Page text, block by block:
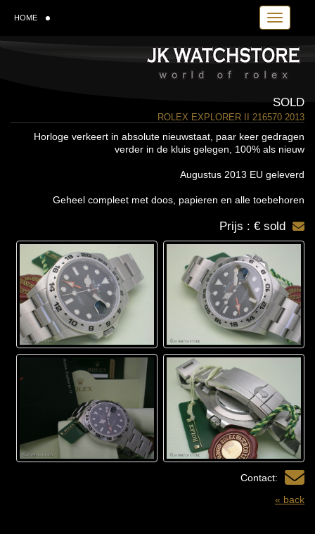
Toggle
HOME
SOLD
ROLEX EXPLORER II 216570 2013
Horloge verkeert in absolute nieuwstaat, paar keer gedragen
verder in de kluis gelegen, 100% als nieuw
Augustus 2013 EU geleverd
Geheel compleet met doos, papieren en alle toebehoren
Prijs : € sold
Contact:
« back